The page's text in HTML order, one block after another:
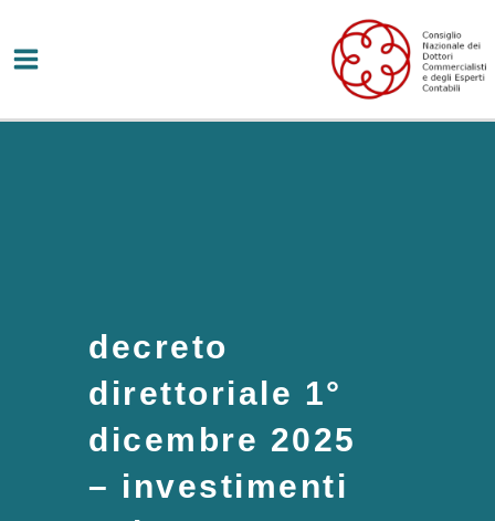
contenuto
decreto
direttoriale 1°
dicembre 2025
– investimenti